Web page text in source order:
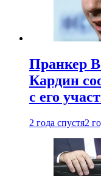
Пранкер
Кардин
с его
2 года спустя2